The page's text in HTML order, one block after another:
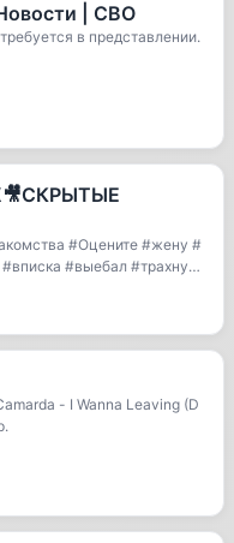
| СВО
в представлении.
#Оцените #жену #
#выебал #трахнул
- I Wanna Leaving (D